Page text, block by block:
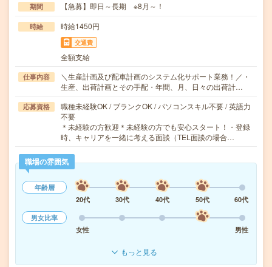
期間 【急募】即日～長期 ※8月～！
時給 時給1450円
交通費
全額支給
仕事内容
＼生産計画及び配車計画のシステム化サポート業務！／・
生産、出荷計画とその手配・年間、月、日々の出荷計…
応募資格
職種未経験OK / ブランクOK / パソコンスキル不要 / 英語力
不要
＊未経験の方歓迎＊未経験の方でも安心スタート！・登録
時、キャリアを一緒に考える面談（TEL面談の場合…
職場の雰囲気
年齢層
20代
30代 40代 50代
60代
男女比率
女性
男性
もっと見る